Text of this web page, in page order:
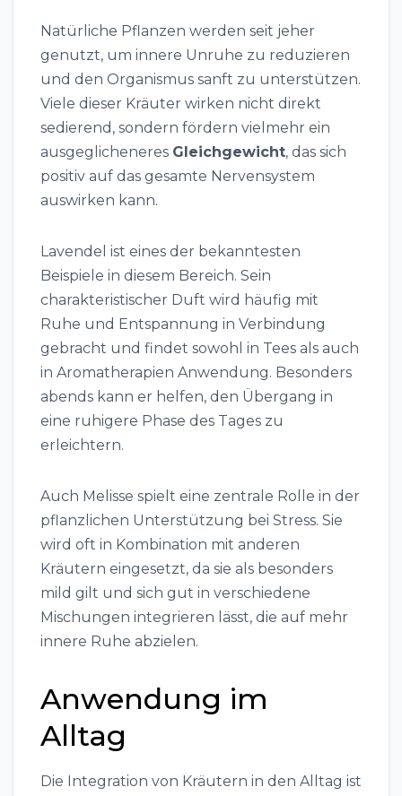
Natürliche Pflanzen werden seit jeher
genutzt, um innere Unruhe zu reduzieren
und den Organismus sanft zu unterstützen.
Viele dieser Kräuter wirken nicht direkt
sedierend, sondern fördern vielmehr ein
ausgeglicheneres Gleichgewicht, das sich
positiv auf das gesamte Nervensystem
auswirken kann.
Lavendel ist eines der bekanntesten
Beispiele in diesem Bereich. Sein
charakteristischer Duft wird häufig mit
Ruhe und Entspannung in Verbindung
gebracht und findet sowohl in Tees als auch
in Aromatherapien Anwendung. Besonders
abends kann er helfen, den Übergang in
eine ruhigere Phase des Tages zu
erleichtern.
Auch Melisse spielt eine zentrale Rolle in der
pflanzlichen Unterstützung bei Stress. Sie
wird oft in Kombination mit anderen
Kräutern eingesetzt, da sie als besonders
mild gilt und sich gut in verschiedene
Mischungen integrieren lässt, die auf mehr
innere Ruhe abzielen.
Anwendung im
Alltag
Die Integration von Kräutern in den Alltag ist